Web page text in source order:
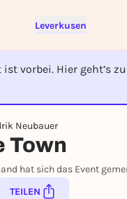
Leverkusen
ist vorbei. Hier geht’s zu
IST
Neubauer
Town
hat sich das Event
TEILEN
for free and
right away
events, follow pages, or
you need a free
REGISTER FOR FREE